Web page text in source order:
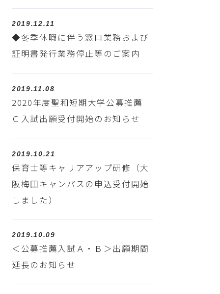
2019.12.11
◆冬季休暇に伴う窓口業務および
証明書発行業務停止等のご案内
2019.11.08
2020年度聖和短期大学公募推薦
Ｃ入試出願受付開始のお知らせ
2019.10.21
保育士等キャリアアップ研修（大
阪梅田キャンパスの申込受付開始
しました）
2019.10.09
＜公募推薦入試Ａ・Ｂ＞出願期間
延長のお知らせ